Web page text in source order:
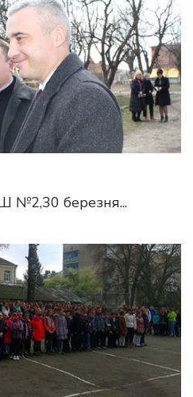
№2,30 березня...